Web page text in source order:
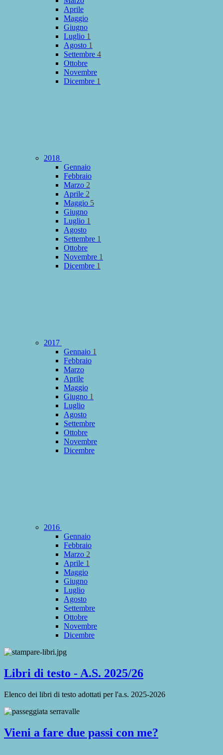
Aprile
Maggio
Giugno
Luglio 1
Agosto 1
Settembre 4
Ottobre
Novembre
Dicembre 1
2018
Gennaio
Febbraio
Marzo 2
Aprile 2
Maggio 5
Giugno
Luglio 1
Agosto
Settembre 1
Ottobre
Novembre 1
Dicembre 1
2017
Gennaio 1
Febbraio
Marzo
Aprile
Maggio
Giugno 1
Luglio
Agosto
Settembre
Ottobre
Novembre
Dicembre
2016
Gennaio
Febbraio
Marzo 2
Aprile 1
Maggio
Giugno
Luglio
Agosto
Settembre
Ottobre
Novembre
Dicembre
Libri di testo - A.S. 2025/26
Elenco dei libri di testo adottati per l'a.s. 2025-2026
Vieni a fare due passi con me?